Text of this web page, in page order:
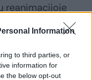
Information
to third parties, or
information for
the below opt-out
reanimacijoje